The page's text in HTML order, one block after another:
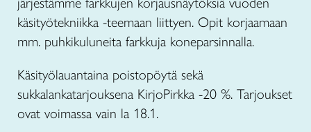
käsityötekniikka -teemaan liittyen. Opit korjaamaan
mm. puhkikuluneita farkkuja koneparsinnalla.
Käsityölauantaina poistopöytä sekä
sukkalankatarjouksena KirjoPirkka -20 %. Tarjoukset
ovat voimassa vain la 18.1.